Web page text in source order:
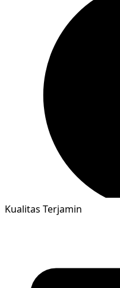
Kualitas Terjamin